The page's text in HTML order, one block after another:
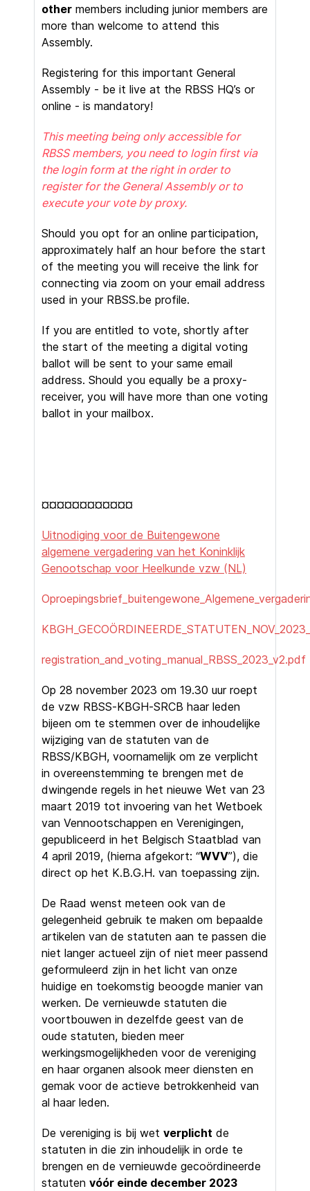
other members including junior members are
more than welcome to attend this
Assembly.
Registering for this important General
Assembly - be it live at the RBSS HQ’s or
online - is mandatory!
This meeting being only accessible for
RBSS members, you need to login first via
the login form at the right in order to
register for the General Assembly or to
execute your vote by proxy.
Should you opt for an online participation,
approximately half an hour before the start
of the meeting you will receive the link for
connecting via zoom on your email address
used in your RBSS.be profile.
If you are entitled to vote, shortly after
the start of the meeting a digital voting
ballot will be sent to your same email
address. Should you equally be a proxy-
receiver, you will have more than one voting
ballot in your mailbox.
¤¤¤¤¤¤¤¤¤¤¤¤
Uitnodiging voor de Buitengewone
algemene vergadering van het Koninklijk
Genootschap voor Heelkunde vzw (NL)
registration_and_voting_manual_RBSS_2023_v2.pdf
Op 28 november 2023 om 19.30 uur roept
de vzw RBSS-KBGH-SRCB haar leden
bijeen om te stemmen over de inhoudelijke
wijziging van de statuten van de
RBSS/KBGH, voornamelijk om ze verplicht
in overeenstemming te brengen met de
dwingende regels in het nieuwe Wet van 23
maart 2019 tot invoering van het Wetboek
van Vennootschappen en Verenigingen,
gepubliceerd in het Belgisch Staatblad van
4 april 2019, (hierna afgekort: “WVV”), die
direct op het K.B.G.H. van toepassing zijn.
De Raad wenst meteen ook van de
gelegenheid gebruik te maken om bepaalde
artikelen van de statuten aan te passen die
niet langer actueel zijn of niet meer passend
geformuleerd zijn in het licht van onze
huidige en toekomstig beoogde manier van
werken. De vernieuwde statuten die
voortbouwen in dezelfde geest van de
oude statuten, bieden meer
werkingsmogelijkheden voor de vereniging
en haar organen alsook meer diensten en
gemak voor de actieve betrokkenheid van
al haar leden.
De vereniging is bij wet verplicht de
statuten in die zin inhoudelijk in orde te
brengen en de vernieuwde gecoördineerde
statuten vóór einde december 2023